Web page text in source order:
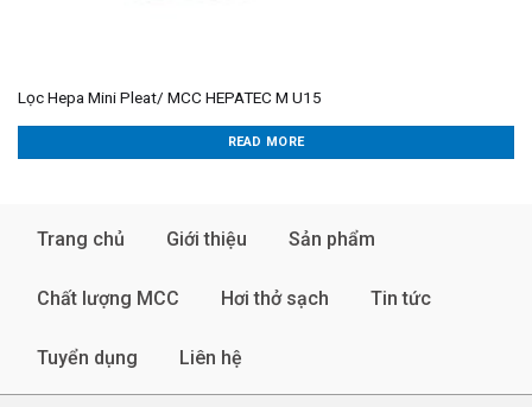
Lọc Hepa Mini Pleat/ MCC HEPATEC M U15
READ MORE
Trang chủ Giới thiệu Sản phẩm
Chất lượng MCC Hơi thở sạch Tin tức
Tuyển dụng Liên hệ